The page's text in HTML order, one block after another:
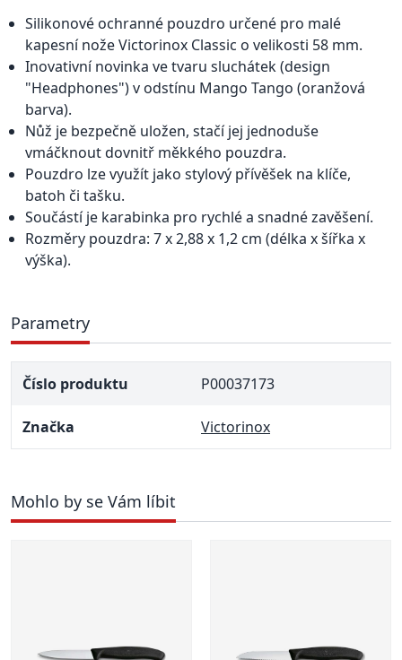
Silikonové ochranné pouzdro určené pro malé
kapesní nože Victorinox Classic o velikosti 58 mm.
Inovativní novinka ve tvaru sluchátek (design
"Headphones") v odstínu Mango Tango (oranžová
barva).
Nůž je bezpečně uložen, stačí jej jednoduše
vmáčknout dovnitř měkkého pouzdra.
Pouzdro lze využít jako stylový přívěšek na klíče,
batoh či tašku.
Součástí je karabinka pro rychlé a snadné zavěšení.
Rozměry pouzdra: 7 x 2,88 x 1,2 cm (délka x šířka x
výška).
Parametry
Číslo produktu P00037173
Značka Victorinox
Mohlo by se Vám líbit